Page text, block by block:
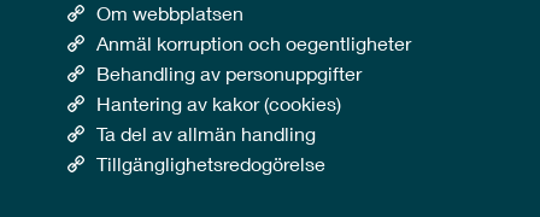
Om webbplatsen
Anmäl korruption och oegentligheter
Behandling av personuppgifter
Hantering av kakor (cookies)
Ta del av allmän handling
Tillgänglighetsredogörelse